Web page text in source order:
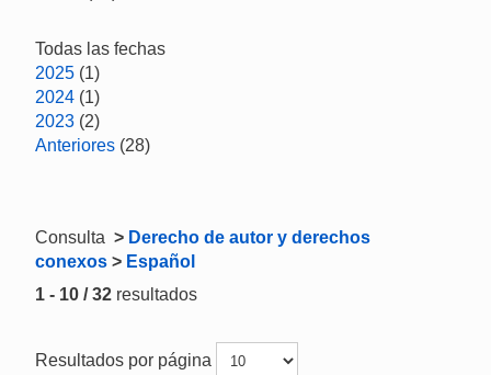
Todas las fechas
2025 (1)
2024 (1)
2023 (2)
Anteriores (28)
Consulta > Derecho de autor y derechos
conexos > Español
1 - 10 / 32 resultados
Resultados por página